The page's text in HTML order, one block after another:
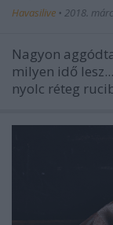
Havasilive • 2018.
Nagyon
milyen idő
nyolc réteg